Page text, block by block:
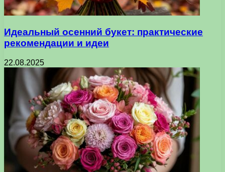
Идеальный осенний букет: практические
рекомендации и идеи
22.08.2025